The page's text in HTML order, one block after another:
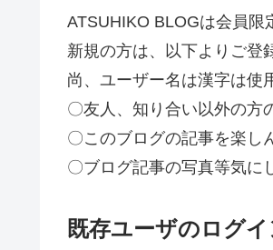
ATSUHIKO BLOGは会員限
新規の方は、以下よりご登
尚、ユーザー名は漢字は使
〇友人、知り合い以外の方
〇このブログの記事を楽し
〇ブログ記事の写真等気に
既存ユーザのログイ